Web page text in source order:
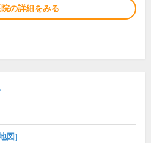
の詳細をみる
図]